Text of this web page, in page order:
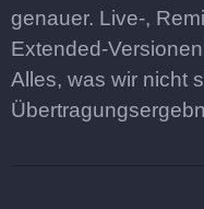
genauer. Live-,
Extended-
Alles, was wir nicht